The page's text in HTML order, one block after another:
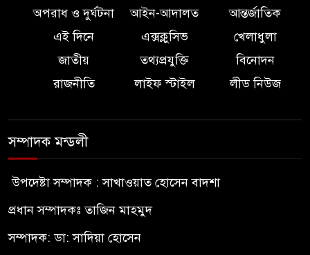
অপরাধ ও দুর্ঘটনা আইন-আদালত
আন্তর্জাতিক
এই দিনে
এক্সক্লুসিভ
খেলাধুলা
জাতীয়
তথ্যপ্রযুক্তি
বিনোদন
রাজনীতি
লাইফ স্টাইল লীড নিউজ
সম্পাদক মন্ডলী
উপদেষ্টা সম্পাদক : সাখাওয়াত হোসেন বাদশা
প্রধান সম্পাদকঃ তাজিন মাহমুদ
সম্পাদক: ডা: সাদিয়া হোসেন